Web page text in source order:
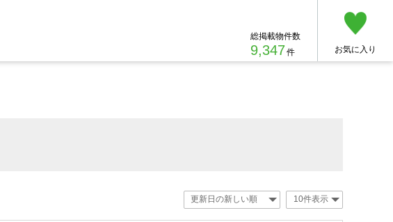
総掲載物件数
9,347件 お気に入り